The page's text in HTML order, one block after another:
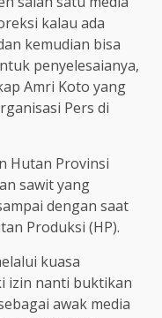
kalau ada
kemudian bisa
penyelesaianya,
Amri Koto yang
Pers di
Hutan Provinsi
sawit yang
dengan saat
Produksi (HP).
kuasa
izin nanti buktikan
awak media